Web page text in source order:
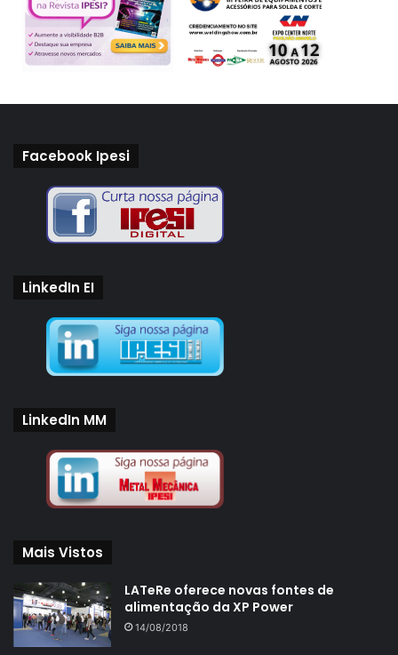
Facebook Ipesi
LinkedIn EI
LinkedIn MM
Mais Vistos
LATeRe oferece novas fontes de
alimentação da XP Power
14/08/2018